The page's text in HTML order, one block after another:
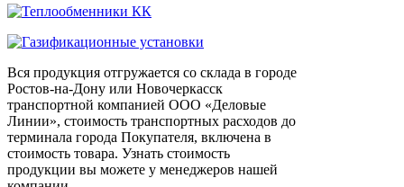
Вся продукция отгружается со склада в городе
Ростов-на-Дону или Новочеркасск
транспортной компанией ООО «Деловые
Линии», стоимость транспортных расходов до
терминала города Покупателя, включена в
стоимость товара. Узнать стоимость
продукции вы можете у менеджеров нашей